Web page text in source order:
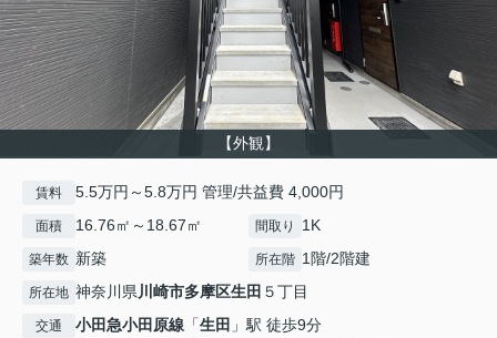
【外観】
賃料 5.5万円～5.8万円 管理/共益費 4,000円
面積 16.76㎡～18.67㎡ 間取り 1K
築年数 新築 所在階 1階/2階建
所在地 神奈川県川崎市多摩区生田 ５丁目
交通 小田急小田原線 「生田 」駅 徒歩9分